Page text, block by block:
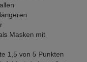
Masken mit
1,5 von 5 Punkten